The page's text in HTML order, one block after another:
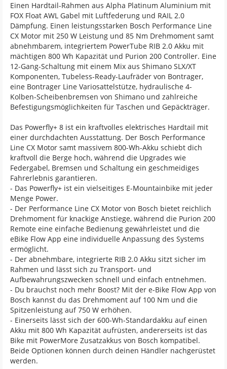
Einen Hardtail-Rahmen aus Alpha Platinum Aluminium mit
FOX Float AWL Gabel mit Luftfederung und RAIL 2.0
Dämpfung. Einen leistungsstarken Bosch Performance Line
CX Motor mit 250 W Leistung und 85 Nm Drehmoment samt
abnehmbarem, integriertem PowerTube RIB 2.0 Akku mit
mächtigen 800 Wh Kapazität und Purion 200 Controller. Eine
12-Gang-Schaltung mit einem Mix aus Shimano SLX/XT
Komponenten, Tubeless-Ready-Laufräder von Bontrager,
eine Bontrager Line Variosattelstütze, hydraulische 4-
Kolben-Scheibenbremsen von Shimano und zahlreiche
Befestigungsmöglichkeiten für Taschen und Gepäckträger.
Das Powerfly+ 8 ist ein kraftvolles elektrisches Hardtail mit
einer durchdachten Ausstattung. Der Bosch Performance
Line CX Motor samt massivem 800-Wh-Akku schiebt dich
kraftvoll die Berge hoch, während die Upgrades wie
Federgabel, Bremsen und Schaltung ein geschmeidiges
Fahrerlebnis garantieren.
- Das Powerfly+ ist ein vielseitiges E-Mountainbike mit jeder
Menge Power.
- Der Performance Line CX Motor von Bosch bietet reichlich
Drehmoment für knackige Anstiege, während die Purion 200
Remote eine einfache Bedienung gewährleistet und die
eBike Flow App eine individuelle Anpassung des Systems
ermöglicht.
- Der abnehmbare, integrierte RIB 2.0 Akku sitzt sicher im
Rahmen und lässt sich zu Transport- und
Aufbewahrungszwecken schnell und einfach entnehmen.
- Du brauchst noch mehr Boost? Mit der e-Bike Flow App von
Bosch kannst du das Drehmoment auf 100 Nm und die
Spitzenleistung auf 750 W erhöhen.
- Einerseits lässt sich der 600-Wh-Standardakku auf einen
Akku mit 800 Wh Kapazität aufrüsten, andererseits ist das
Bike mit PowerMore Zusatzakkus von Bosch kompatibel.
Beide Optionen können durch deinen Händler nachgerüstet
werden.